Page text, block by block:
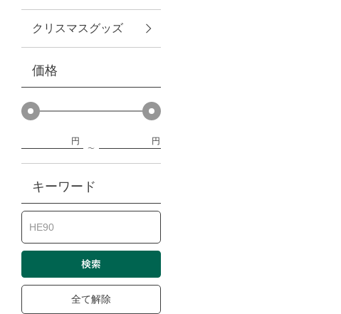
防災グッズ・非常食
トレーニング
ヴィンテージ
クリスマスグッズ
価格
円 円
キーワード
全て解除